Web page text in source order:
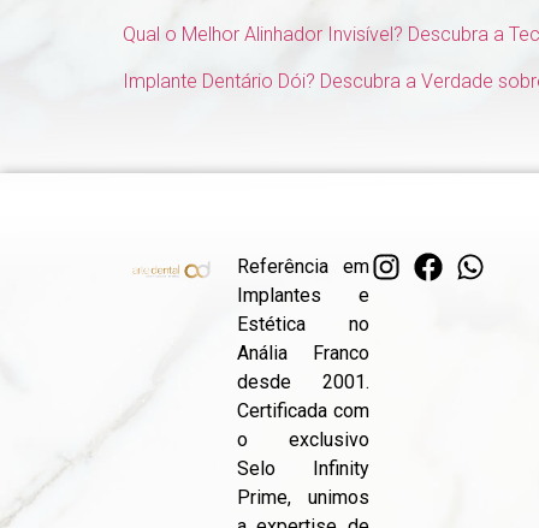
Qual o Melhor Alinhador Invisível? Descubra a
Implante Dentário Dói? Descubra a Verdade
Referência em
Implantes e
Estética no
Anália Franco
desde 2001.
Certificada com
o exclusivo
Selo Infinity
Prime, unimos